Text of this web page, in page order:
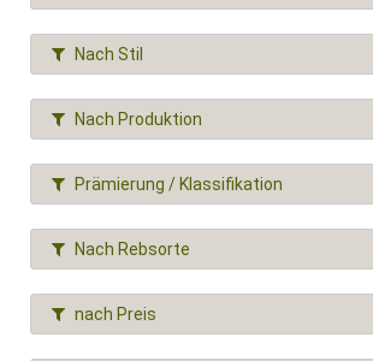
Nach Stil
Nach Produktion
Prämierung / Klassifikation
Nach Rebsorte
nach Preis